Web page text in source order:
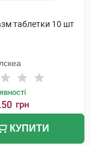
таблетки 10 шт
грн
КУПИТИ